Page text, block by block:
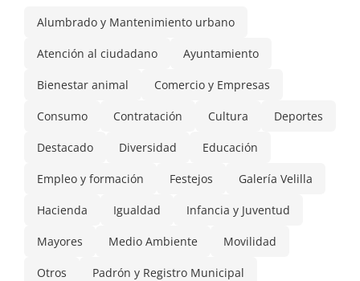
Alumbrado y Mantenimiento urbano
Atención al ciudadano Ayuntamiento
Bienestar animal Comercio y Empresas
Consumo Contratación Cultura Deportes
Destacado Diversidad Educación
Empleo y formación Festejos Galería Velilla
Hacienda Igualdad Infancia y Juventud
Mayores Medio Ambiente Movilidad
Otros Padrón y Registro Municipal